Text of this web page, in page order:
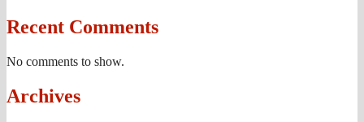
Recent Comments
No comments to show.
Archives